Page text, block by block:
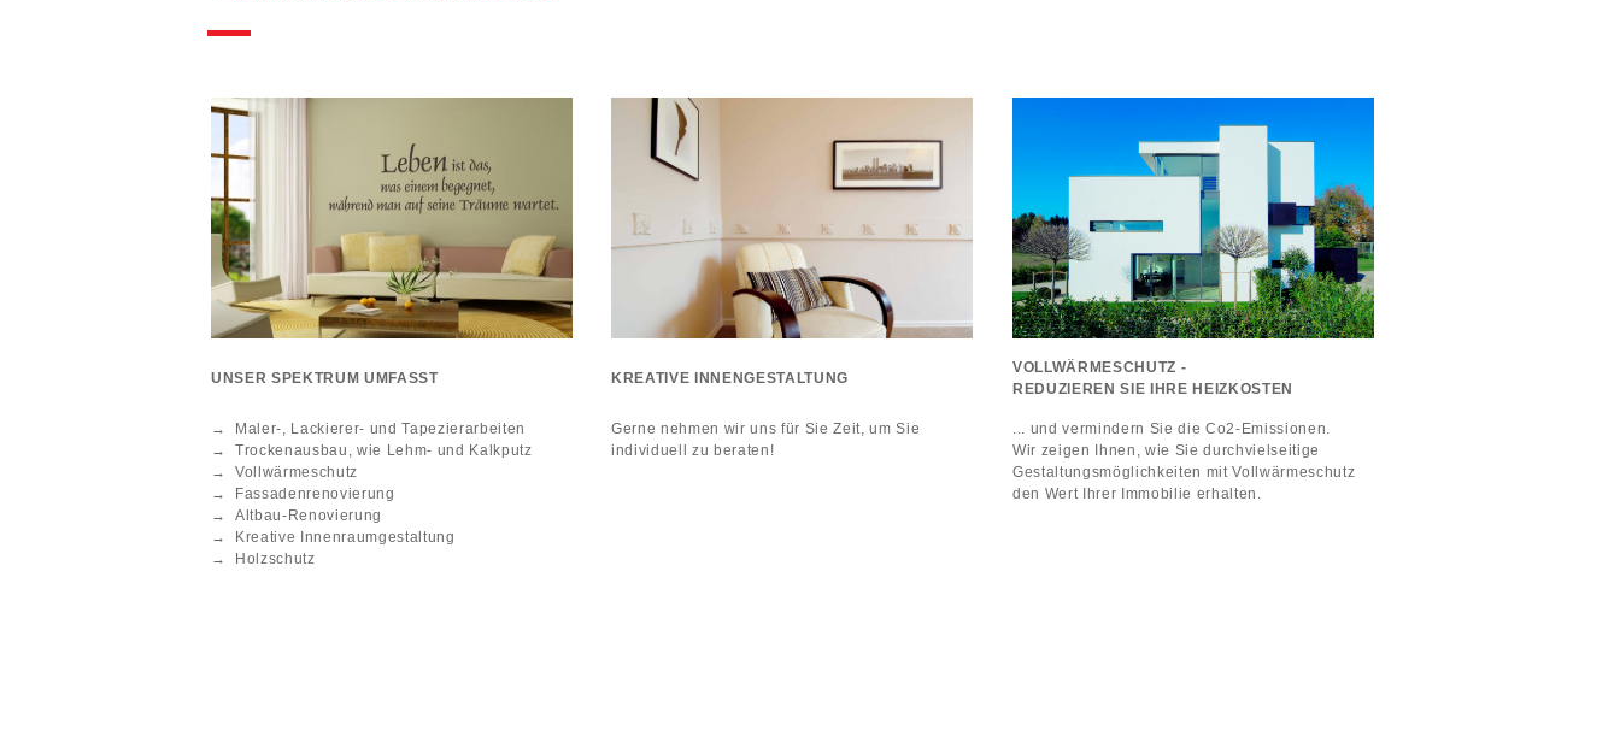
UNSER SPEKTRUM UMFASST KREATIVE INNENGESTALTUNG
VOLLWÄRMESCHUTZ -
REDUZIEREN SIE IHRE HEIZKOSTEN
→ Maler-, Lackierer- und Tapezierarbeiten
→ Trockenausbau, wie Lehm- und Kalkputz
→ Vollwärmeschutz
→ Fassadenrenovierung
→ Altbau-Renovierung
→ Kreative Innenraumgestaltung
→ Holzschutz
Gerne nehmen wir uns für Sie Zeit, um Sie
individuell zu beraten!
... und vermindern Sie die Co2-Emissionen.
Wir zeigen Ihnen, wie Sie durchvielseitige
Gestaltungsmöglichkeiten mit Vollwärmeschutz
den Wert Ihrer Immobilie erhalten.